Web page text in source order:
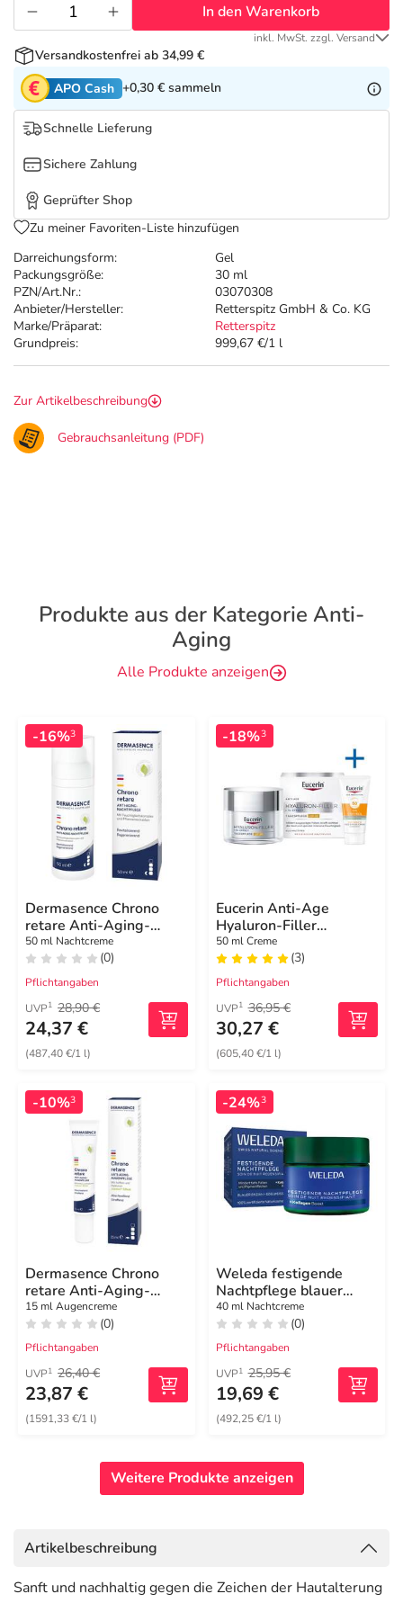
Tierapotheke
Vitamine & Mineralstoffe
Marken
Salus Deals
Darreichungsform:
Gel
Packungsgröße:
30 ml
PZN/Art.Nr.:
03070308
Anbieter/Hersteller:
Retterspitz GmbH & Co. KG
Marke/Präparat:
Retterspitz
Grundpreis:
999,67 €/1 l
In den Warenkorb
inkl. MwSt. zzgl. Versand
Versandkostenfrei ab 34,99 €
APO Cash +0,30 € sammeln
Schnelle Lieferung
Sichere Zahlung
Geprüfter Shop
Zu meiner Favoriten-Liste hinzufügen
Zur Artikelbeschreibung
Gebrauchsanleitung (PDF)
Produkte aus der Kategorie Anti-
Aging
Alle Produkte anzeigen
-16%3
Dermasence Chrono
retare Anti-Aging-
Nachtpflege
50 ml Nachtcreme
(0)
Pflichtangaben
UVP1 28,90 €
24,37 €
(487,40 €/1 l)
-18%3
Eucerin Anti-Age
Hyaluron-Filler
Tagespflege LSF 30
50 ml Creme
(3)
Pflichtangaben
UVP1 36,95 €
30,27 €
(605,40 €/1 l)
-10%3
Dermasence Chrono
retare Anti-Aging-
Augenpflege
15 ml Augencreme
(0)
Pflichtangaben
UVP1 26,40 €
23,87 €
(1591,33 €/1 l)
-24%3
Weleda festigende
Nachtpflege blauer
Enzian & Edelweiss
40 ml Nachtcreme
(0)
Pflichtangaben
UVP1 25,95 €
19,69 €
(492,25 €/1 l)
Weitere Produkte anzeigen
Artikelbeschreibung
Sanft und nachhaltig gegen die Zeichen der Hautalterung